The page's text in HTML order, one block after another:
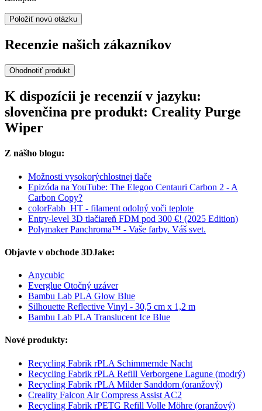
Položiť novú otázku
Recenzie našich zákazníkov
Ohodnotiť produkt
K dispozícii je recenzií v jazyku:
slovenčina pre produkt: Creality Purge
Wiper
Z nášho blogu:
Možnosti vysokorýchlostnej tlače
Epizóda na YouTube: The Elegoo Centauri Carbon 2 - A
Carbon Copy?
colorFabb_HT - filament odolný voči teplote
Entry-level 3D tlačiareň FDM pod 300 €! (2025 Edition)
Polymaker Panchroma™ - Vaše farby. Váš svet.
Objavte v obchode 3DJake:
Anycubic
Everglue Otočný uzáver
Bambu Lab PLA Glow Blue
Silhouette Reflective Vinyl - 30,5 cm x 1,2 m
Bambu Lab PLA Translucent Ice Blue
Nové produkty:
Recycling Fabrik rPLA Schimmernde Nacht
Recycling Fabrik rPLA Refill Verborgene Lagune (modrý)
Recycling Fabrik rPLA Milder Sanddorn (oranžový)
Creality Falcon Air Compress Assist AC2
Recycling Fabrik rPETG Refill Volle Möhre (oranžový)